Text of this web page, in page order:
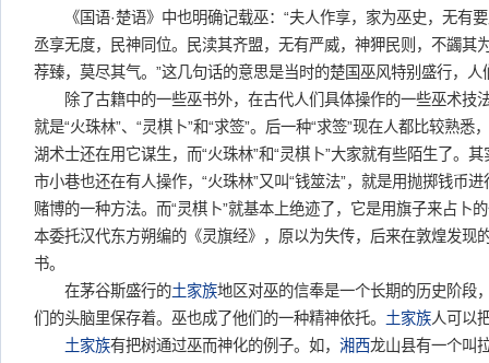
《国语·楚语》中也明确记载巫：“夫人作享，家为巫史，无有
丞享无度，民神同位。民渎其齐盟，无有严威，神狎民则，不蠲其
荐臻，莫尽其气。”这几句话的意思是当时的楚国巫风特别盛行，
除了古籍中的一些巫书外，在古代人们具体操作的一些巫术技
就是“火珠林”、“灵棋卜”和“求签”。后一种“求签”现在人都比较熟
湖术士还在用它谋生，而“火珠林”和“灵棋卜”大家就有些陌生了。
市小巷也还在有人操作，“火珠林”又叫“钱筮法”，就是用抛掷钱币
赌博的一种方法。而“灵棋卜”就基本上绝迹了，它是用旗子来占卜
本委托汉代东方朔编的《灵旗经》，原以为失传，后来在敦煌发现
书。
在茅谷斯盛行的土家族地区对巫的信奉是一个长期的历史阶段
们的头脑里保存着。巫也成了他们的一种精神依托。 土家族人可以
土家族有把树通过巫而神化的例子。如， 湘西龙山县有一个叫